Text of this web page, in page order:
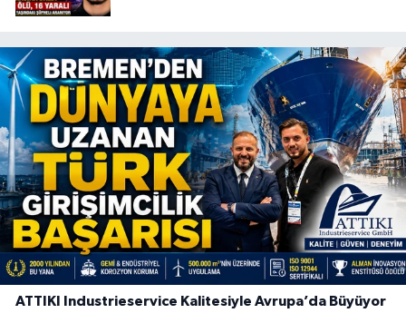
ATTIKI Industrieservice Kalitesiyle Avrupa’da Büyüyor